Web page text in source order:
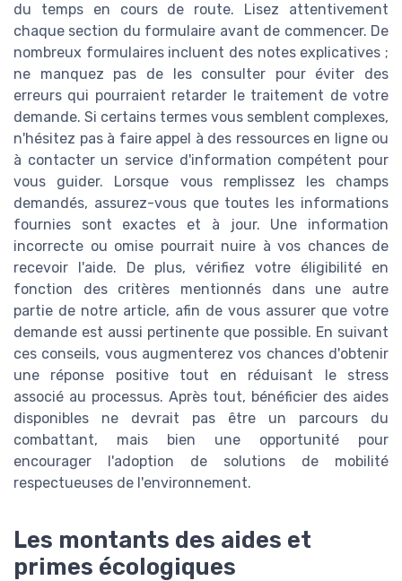
du temps en cours de route. Lisez attentivement
chaque section du formulaire avant de commencer. De
nombreux formulaires incluent des notes explicatives ;
ne manquez pas de les consulter pour éviter des
erreurs qui pourraient retarder le traitement de votre
demande. Si certains termes vous semblent complexes,
n'hésitez pas à faire appel à des ressources en ligne ou
à contacter un service d'information compétent pour
vous guider. Lorsque vous remplissez les champs
demandés, assurez-vous que toutes les informations
fournies sont exactes et à jour. Une information
incorrecte ou omise pourrait nuire à vos chances de
recevoir l'aide. De plus, vérifiez votre éligibilité en
fonction des critères mentionnés dans une autre
partie de notre article, afin de vous assurer que votre
demande est aussi pertinente que possible. En suivant
ces conseils, vous augmenterez vos chances d'obtenir
une réponse positive tout en réduisant le stress
associé au processus. Après tout, bénéficier des aides
disponibles ne devrait pas être un parcours du
combattant, mais bien une opportunité pour
encourager l'adoption de solutions de mobilité
respectueuses de l'environnement.
Les montants des aides et
primes écologiques